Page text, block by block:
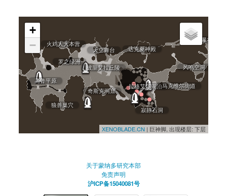
高鲁平原
罗之绿洲
狼兽巢穴
火鸡人大本营
彼里艾拉丘陵
拉格艾尔湖泊
达克夏神殿
裂缝瀑布
马克维尔街道
寂静石洞
奇斯克洞窟
天空舞台
风鸣空洞
+
−
XENOBLADE.CN | 巨神脚, 出现楼层: 下层
关于蒙纳多研究本部
免责声明
沪ICP备15040081号